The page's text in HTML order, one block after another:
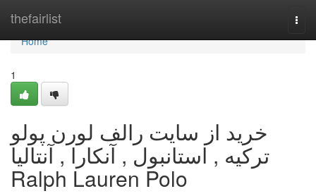
thefairlist
Home
Home
1
خرید از سایت رالف لورن پولو
ترکیه , استانبول , آنکارا , آنتالیا
Ralph Lauren Polo